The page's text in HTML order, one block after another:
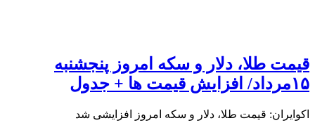
قیمت طلا، دلار و سکه امروز پنجشنبه
۱۵مرداد/ افزایش قیمت ها + جدول
اکوایران: قیمت طلا، دلار و سکه امروز افزایشی شد